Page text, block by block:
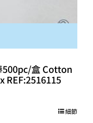
500pc/盒 Cotton
細節